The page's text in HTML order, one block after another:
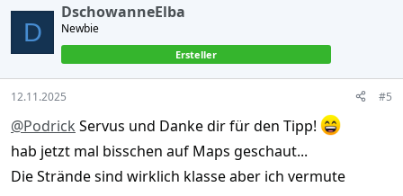
t
o
n
D
DschowanneElba
Newbie
Ersteller
12.11.2025 #5
@Podrick Servus und Danke dir für den Tipp!
hab jetzt mal bisschen auf Maps geschaut...
Die Strände sind wirklich klasse aber ich vermute